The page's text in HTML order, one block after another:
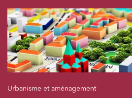
Urbanisme et aménagement